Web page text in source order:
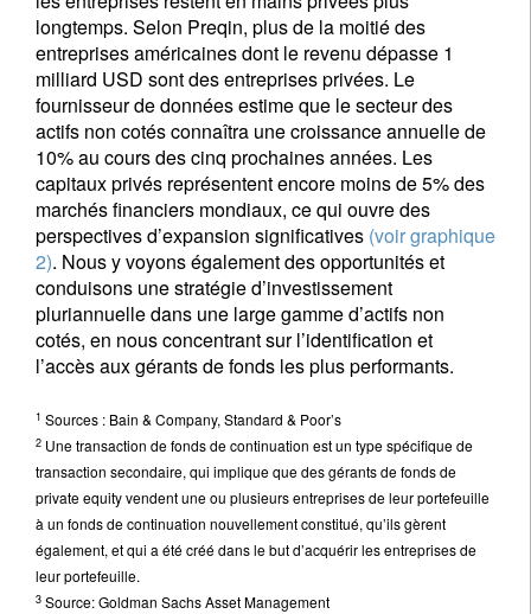
longtemps. Selon Preqin, plus de la moitié des
entreprises américaines dont le revenu dépasse 1
milliard USD sont des entreprises privées. Le
fournisseur de données estime que le secteur des
actifs non cotés connaîtra une croissance annuelle de
10% au cours des cinq prochaines années. Les
capitaux privés représentent encore moins de 5% des
marchés financiers mondiaux, ce qui ouvre des
perspectives d’expansion significatives (voir graphique
2). Nous y voyons également des opportunités et
conduisons une stratégie d’investissement
pluriannuelle dans une large gamme d’actifs non
cotés, en nous concentrant sur l’identification et
l’accès aux gérants de fonds les plus performants.
1 Sources : Bain & Company, Standard & Poor’s
2 Une transaction de fonds de continuation est un type spécifique de
transaction secondaire, qui implique que des gérants de fonds de
private equity vendent une ou plusieurs entreprises de leur portefeuille
à un fonds de continuation nouvellement constitué, qu’ils gèrent
également, et qui a été créé dans le but d’acquérir les entreprises de
leur portefeuille.
3 Source: Goldman Sachs Asset Management